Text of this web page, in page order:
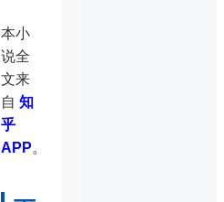
本小
说全
文来
自 知
乎
APP。